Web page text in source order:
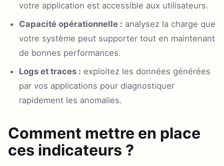
votre application est accessible aux utilisateurs.
Capacité opérationnelle : analysez la charge que
votre système peut supporter tout en maintenant
de bonnes performances.
Logs et traces : exploitez les données générées
par vos applications pour diagnostiquer
rapidement les anomalies.
Comment mettre en place
ces indicateurs ?